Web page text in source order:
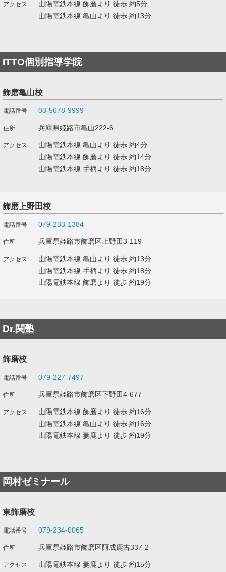
山陽電鉄本線 飾磨より 徒歩 約5分
山陽電鉄本線 亀山より 徒歩 約13分
ITTO個別指導学院
飾磨亀山校
03-5678-9999
兵庫県姫路市亀山222-6
山陽電鉄本線 亀山より 徒歩 約4分
山陽電鉄本線 飾磨より 徒歩 約14分
山陽電鉄本線 手柄より 徒歩 約18分
飾磨上野田校
079-233-1384
兵庫県姫路市飾磨区上野田3-119
山陽電鉄本線 亀山より 徒歩 約13分
山陽電鉄本線 手柄より 徒歩 約18分
山陽電鉄本線 飾磨より 徒歩 約19分
Dr.関塾
飾磨校
079-227-7497
兵庫県姫路市飾磨区下野田4-677
山陽電鉄本線 飾磨より 徒歩 約16分
山陽電鉄本線 亀山より 徒歩 約16分
山陽電鉄本線 妻鹿より 徒歩 約19分
岡村ゼミナール
東飾磨校
079-234-0065
兵庫県姫路市飾磨区阿成鹿古337-2
山陽電鉄本線 妻鹿より 徒歩 約15分